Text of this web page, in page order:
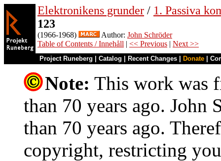
Elektronikens grunder / 1. Passiva
123
(1966-1968) Author: John Schröder
Table of Contents / Innehåll | << Previous | Next >>
Project Runeberg Catalog Recent Changes Donate
Note: This work was
than 70 years ago. John
than 70 years ago.
copyright, restricting